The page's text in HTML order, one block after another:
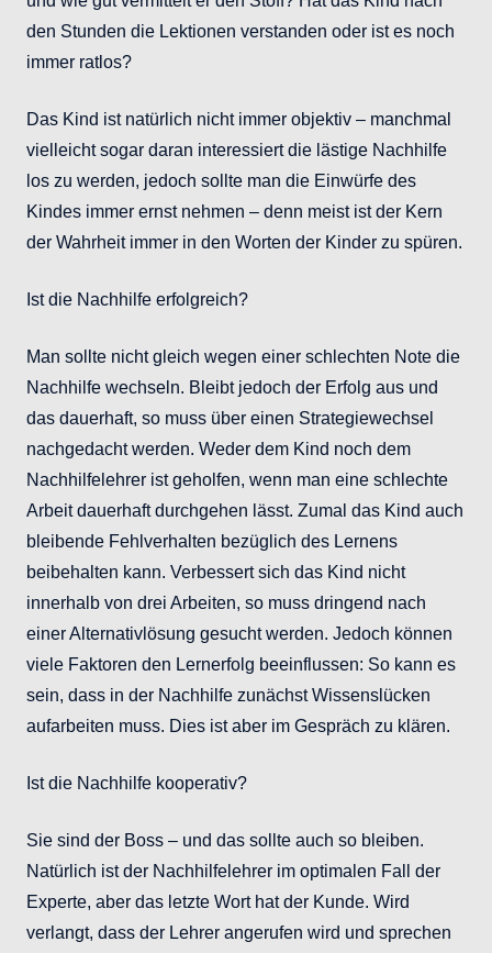
den Stunden die Lektionen verstanden oder ist es noch
immer ratlos?
Das Kind ist natürlich nicht immer objektiv – manchmal
vielleicht sogar daran interessiert die lästige Nachhilfe
los zu werden, jedoch sollte man die Einwürfe des
Kindes immer ernst nehmen – denn meist ist der Kern
der Wahrheit immer in den Worten der Kinder zu spüren.
Ist die Nachhilfe erfolgreich?
Man sollte nicht gleich wegen einer schlechten Note die
Nachhilfe wechseln. Bleibt jedoch der Erfolg aus und
das dauerhaft, so muss über einen Strategiewechsel
nachgedacht werden. Weder dem Kind noch dem
Nachhilfelehrer ist geholfen, wenn man eine schlechte
Arbeit dauerhaft durchgehen lässt. Zumal das Kind auch
bleibende Fehlverhalten bezüglich des Lernens
beibehalten kann. Verbessert sich das Kind nicht
innerhalb von drei Arbeiten, so muss dringend nach
einer Alternativlösung gesucht werden. Jedoch können
viele Faktoren den Lernerfolg beeinflussen: So kann es
sein, dass in der Nachhilfe zunächst Wissenslücken
aufarbeiten muss. Dies ist aber im Gespräch zu klären.
Ist die Nachhilfe kooperativ?
Sie sind der Boss – und das sollte auch so bleiben.
Natürlich ist der Nachhilfelehrer im optimalen Fall der
Experte, aber das letzte Wort hat der Kunde. Wird
verlangt, dass der Lehrer angerufen wird und sprechen